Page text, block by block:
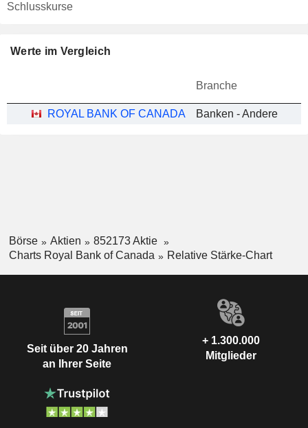
Schlusskurse
Werte im Vergleich
Branche
ROYAL BANK OF CANADA Banken - Andere
Börse Aktien
852173 Aktie
Charts Royal Bank of Canada
Relative Stärke-Chart
Seit über 20 Jahren
an Ihrer Seite
+ 1.300.000
Mitglieder